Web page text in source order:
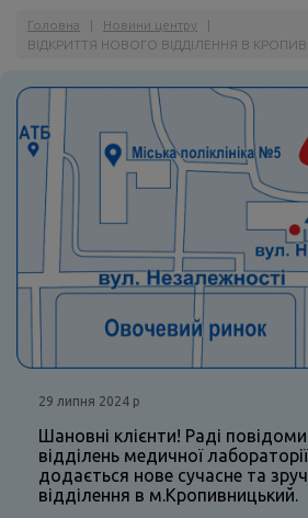
Головна Новини центру
ВІДКРИТТЯ НОВОГО ВІДДІЛЕННЯ В
29 липня 2024 р
Шановні клієнти! Раді
відділень медичної
додається нове сучасне та
відділення в м.Кропивницький.